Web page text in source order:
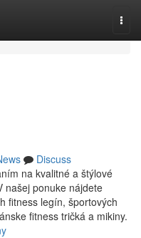
Discuss
na kvalitné a štýlové
našej ponuke nájdete
fitness legín, športových
fitness tričká a mikiny.